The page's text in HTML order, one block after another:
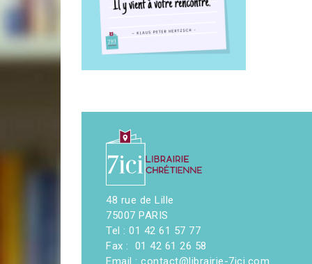
48 rue de Lille
75007 PARIS
Tel : 01 42 61 57 77
Fax : 01 42 61 26 58
Email : contact@librairie-7ici.com